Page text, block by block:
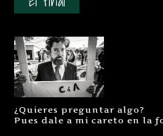
¿Quieres preguntar algo?
Pues dale a mi careto en la